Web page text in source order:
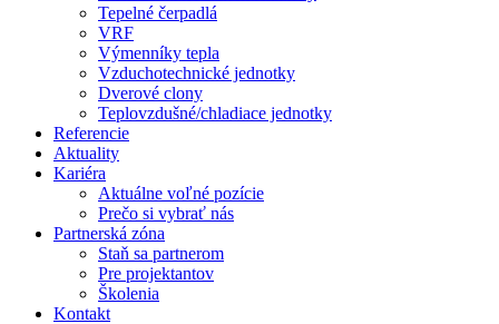
Tepelné čerpadlá
VRF
Výmenníky tepla
Vzduchotechnické jednotky
Dverové clony
Teplovzdušné/chladiace jednotky
Referencie
Aktuality
Kariéra
Aktuálne voľné pozície
Prečo si vybrať nás
Partnerská zóna
Staň sa partnerom
Pre projektantov
Školenia
Kontakt